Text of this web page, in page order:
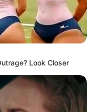
Look Closer